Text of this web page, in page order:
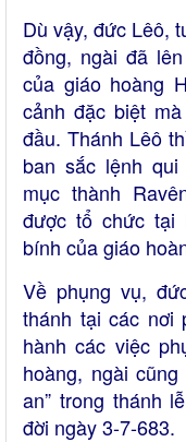
Dù vậy, đức Lêô,
đồng, ngài đã
của giáo hoàng
cảnh đặc biệt
đầu. Thánh Lêô
ban sắc lệnh
mục thành
được tổ chức tại
bính của giáo
Về phụng vụ,
thánh tại các nơi
hành các việc
hoàng, ngài
an” trong thánh
đời ngày 3-7-683.